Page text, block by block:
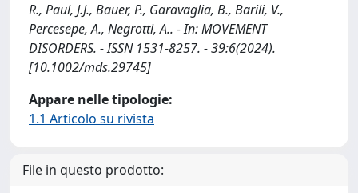
R., Paul, J.J., Bauer, P., Garavaglia, B., Barili, V.,
Percesepe, A., Negrotti, A.. - In: MOVEMENT
DISORDERS. - ISSN 1531-8257. - 39:6(2024).
[10.1002/mds.29745]
Appare nelle tipologie:
1.1 Articolo su rivista
File in questo prodotto: